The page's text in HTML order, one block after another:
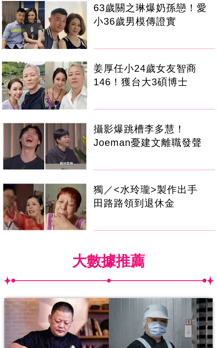
63歲關之琳爆奶孫戀！愛
小36歲男模傳證實
姜厚任小24歲女友智商
146！獲台大3碩博士
攝影爆跳槽李多慧！
Joeman憂建文離職發聲
獨／<水玲瓏>製作出手
田路路領到退休金
大數據推薦